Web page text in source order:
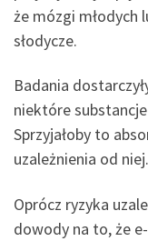
że mózgi młodych
słodycze.
Badania
niektóre
Sprzyjałoby to
uzależnienia od niej.
Oprócz ryzyka
dowody na to, że